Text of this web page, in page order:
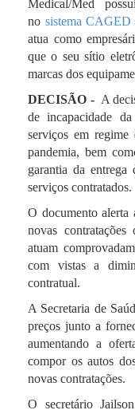
Medical/Med
no sistema
atua como
que o seu sítio
marcas dos
DECISÃO -A
de incapacidade
serviços em
pandemia, bem
garantia da entrega
serviços contratados.
O documento alerta
novas contratações
atuam
com vistas a
contratual.
A Secretaria de
preços junto a
aumentando a
compor os autos
novas contratações.
O secretário